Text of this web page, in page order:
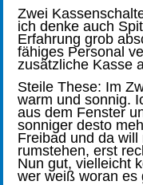
Zwei
ich denke auch
Erfahrung grob
fähiges Personal
zusätzliche Kasse
Steile These: Im
warm und sonnig.
aus dem Fenster
sonniger desto
Freibad und da
rumstehen, erst
Nun gut, vielleicht
wer weiß woran es